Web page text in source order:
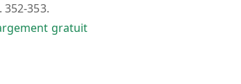
352-353.
gratuit